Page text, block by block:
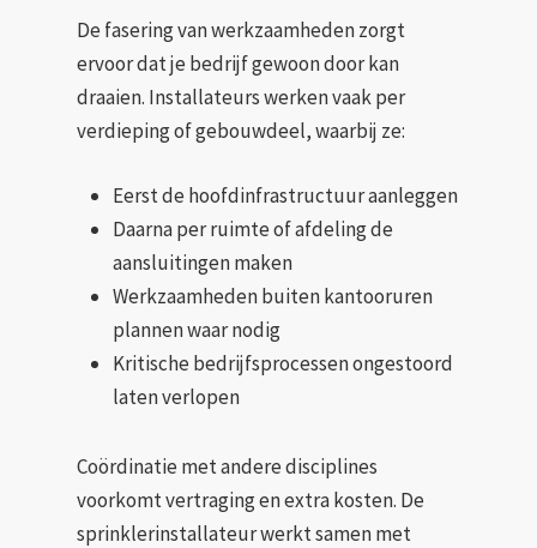
De fasering van werkzaamheden zorgt
ervoor dat je bedrijf gewoon door kan
draaien. Installateurs werken vaak per
verdieping of gebouwdeel, waarbij ze:
Eerst de hoofdinfrastructuur aanleggen
Daarna per ruimte of afdeling de
aansluitingen maken
Werkzaamheden buiten kantooruren
plannen waar nodig
Kritische bedrijfsprocessen ongestoord
laten verlopen
Coördinatie met andere disciplines
voorkomt vertraging en extra kosten. De
sprinklerinstallateur werkt samen met